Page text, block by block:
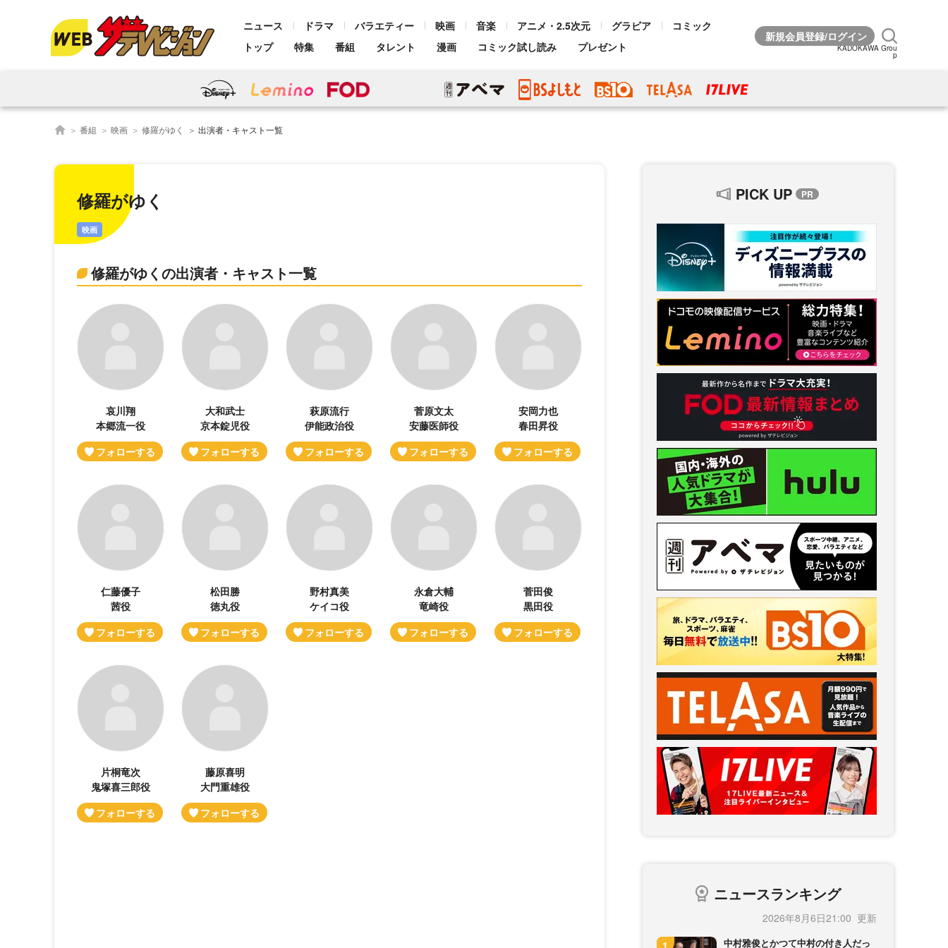
ニュース ドラマ バラエティー 映画 音楽 アニメ・2.5次元 グラビア
コミック
トップ
特集 番組 タレント 漫画 コミック試し読み プレゼント KADOKAWA Grou
p
番組 映画 修羅がゆく 出演者・キャスト一覧
修羅がゆく
映画
修羅がゆくの出演者・キャスト一覧
哀川翔
本郷流一役
大和武士
京本錠児役
萩原流行
伊能政治役
菅原文太
安藤医師役
安岡力也
春田昇役
仁藤優子
茜役
松田勝
徳丸役
野村真美
ケイコ役
永倉大輔
竜崎役
菅田俊
黒田役
片桐竜次
鬼塚喜三郎役
藤原喜明
大門重雄役
PICK UP
ニュースランキング
2026年8月6日21:00
中村雅俊とかつて中村の付き人だっ